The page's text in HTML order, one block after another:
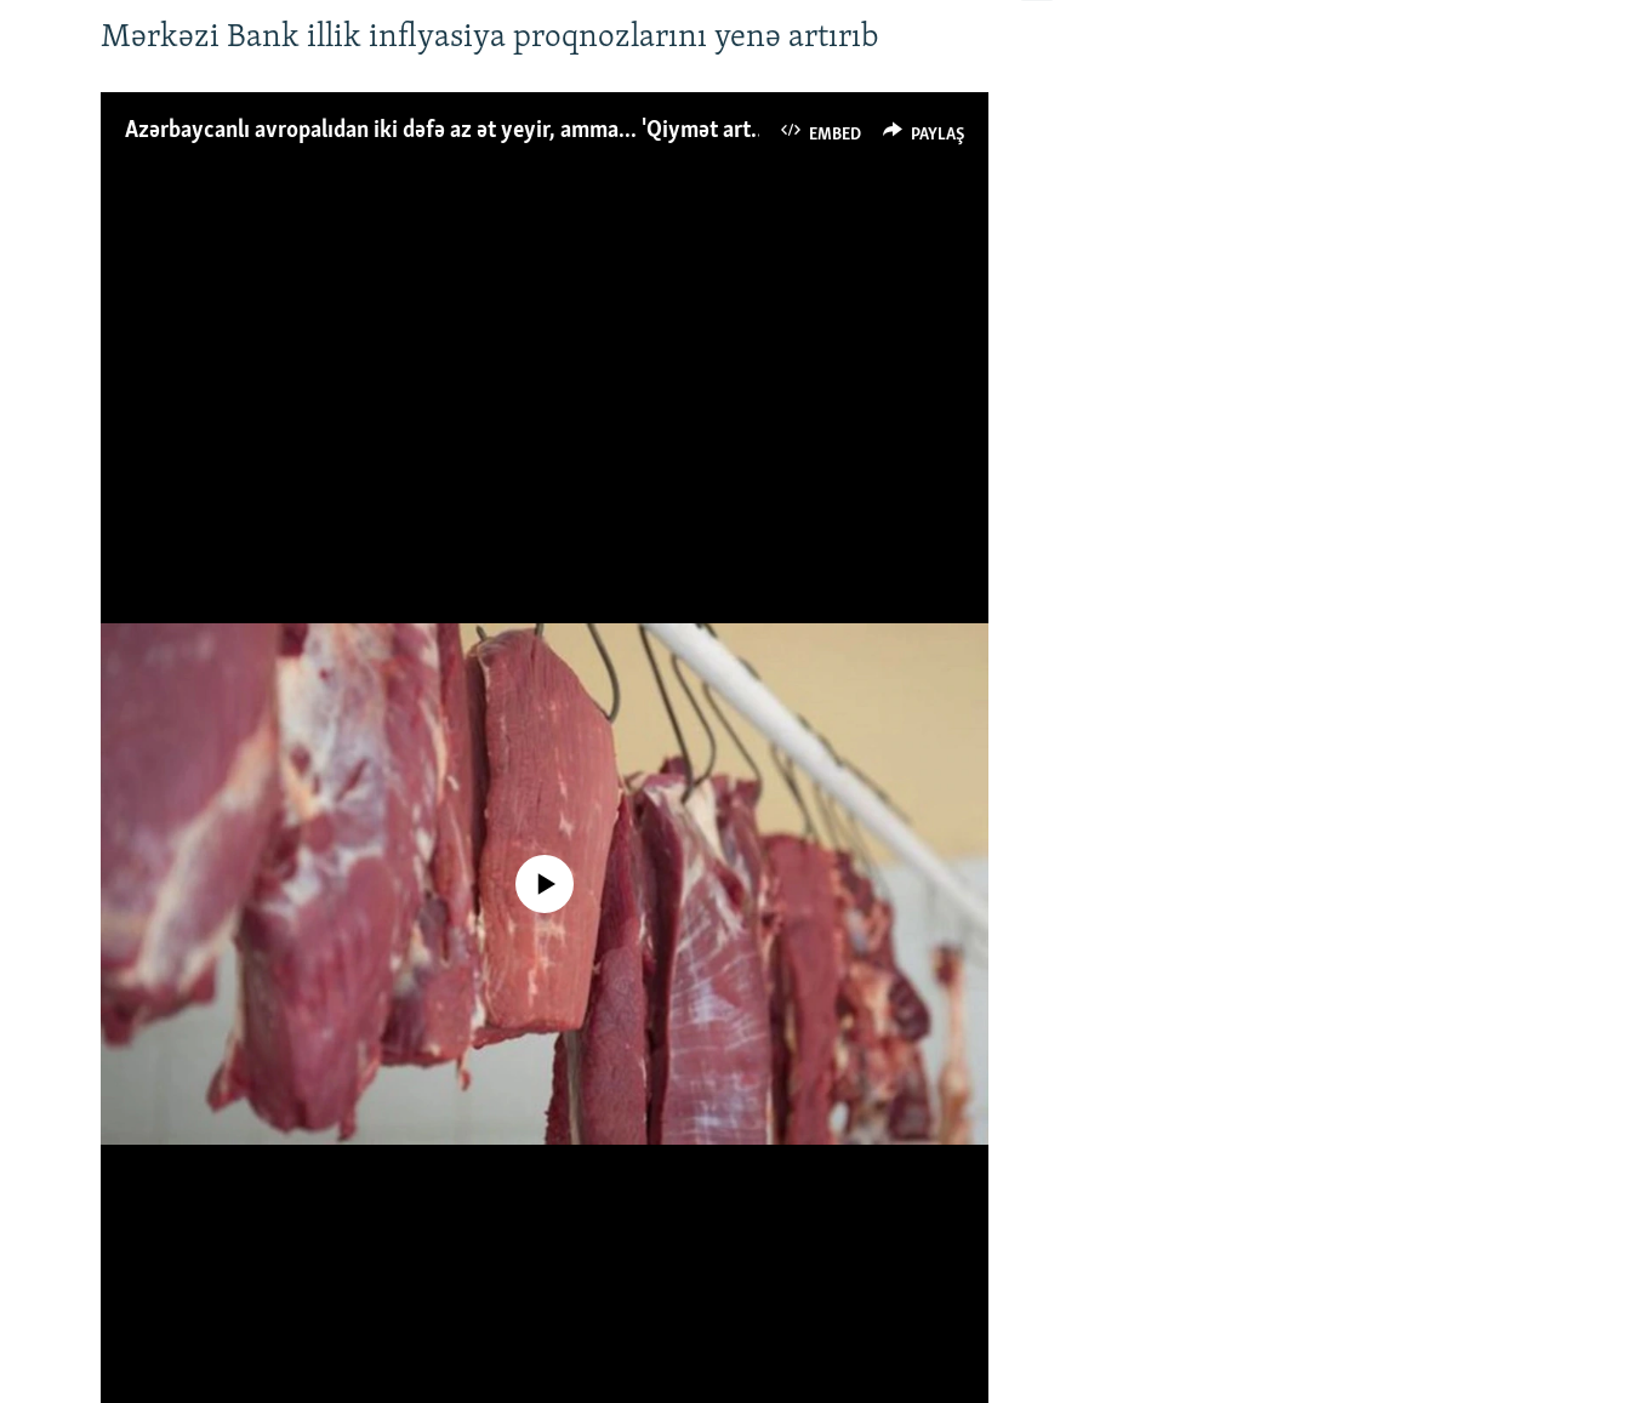
Mərkəzi Bank illik inflyasiya proqnozlarını yenə artırıb
EMBED PAYLAŞ
Azərbaycanlı avropalıdan iki dəfə az ət yeyir, amma... 'Qiymət artımı qaçılmazdır'
No media source currently available